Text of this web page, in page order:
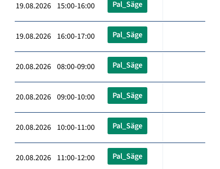
19.08.2026 15:00-16:00 Pal_Säge
19.08.2026 16:00-17:00 Pal_Säge
20.08.2026 08:00-09:00 Pal_Säge
20.08.2026 09:00-10:00 Pal_Säge
20.08.2026 10:00-11:00 Pal_Säge
20.08.2026 11:00-12:00 Pal_Säge